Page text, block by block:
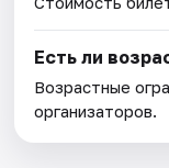
Есть ли
Возрастные
организаторов.